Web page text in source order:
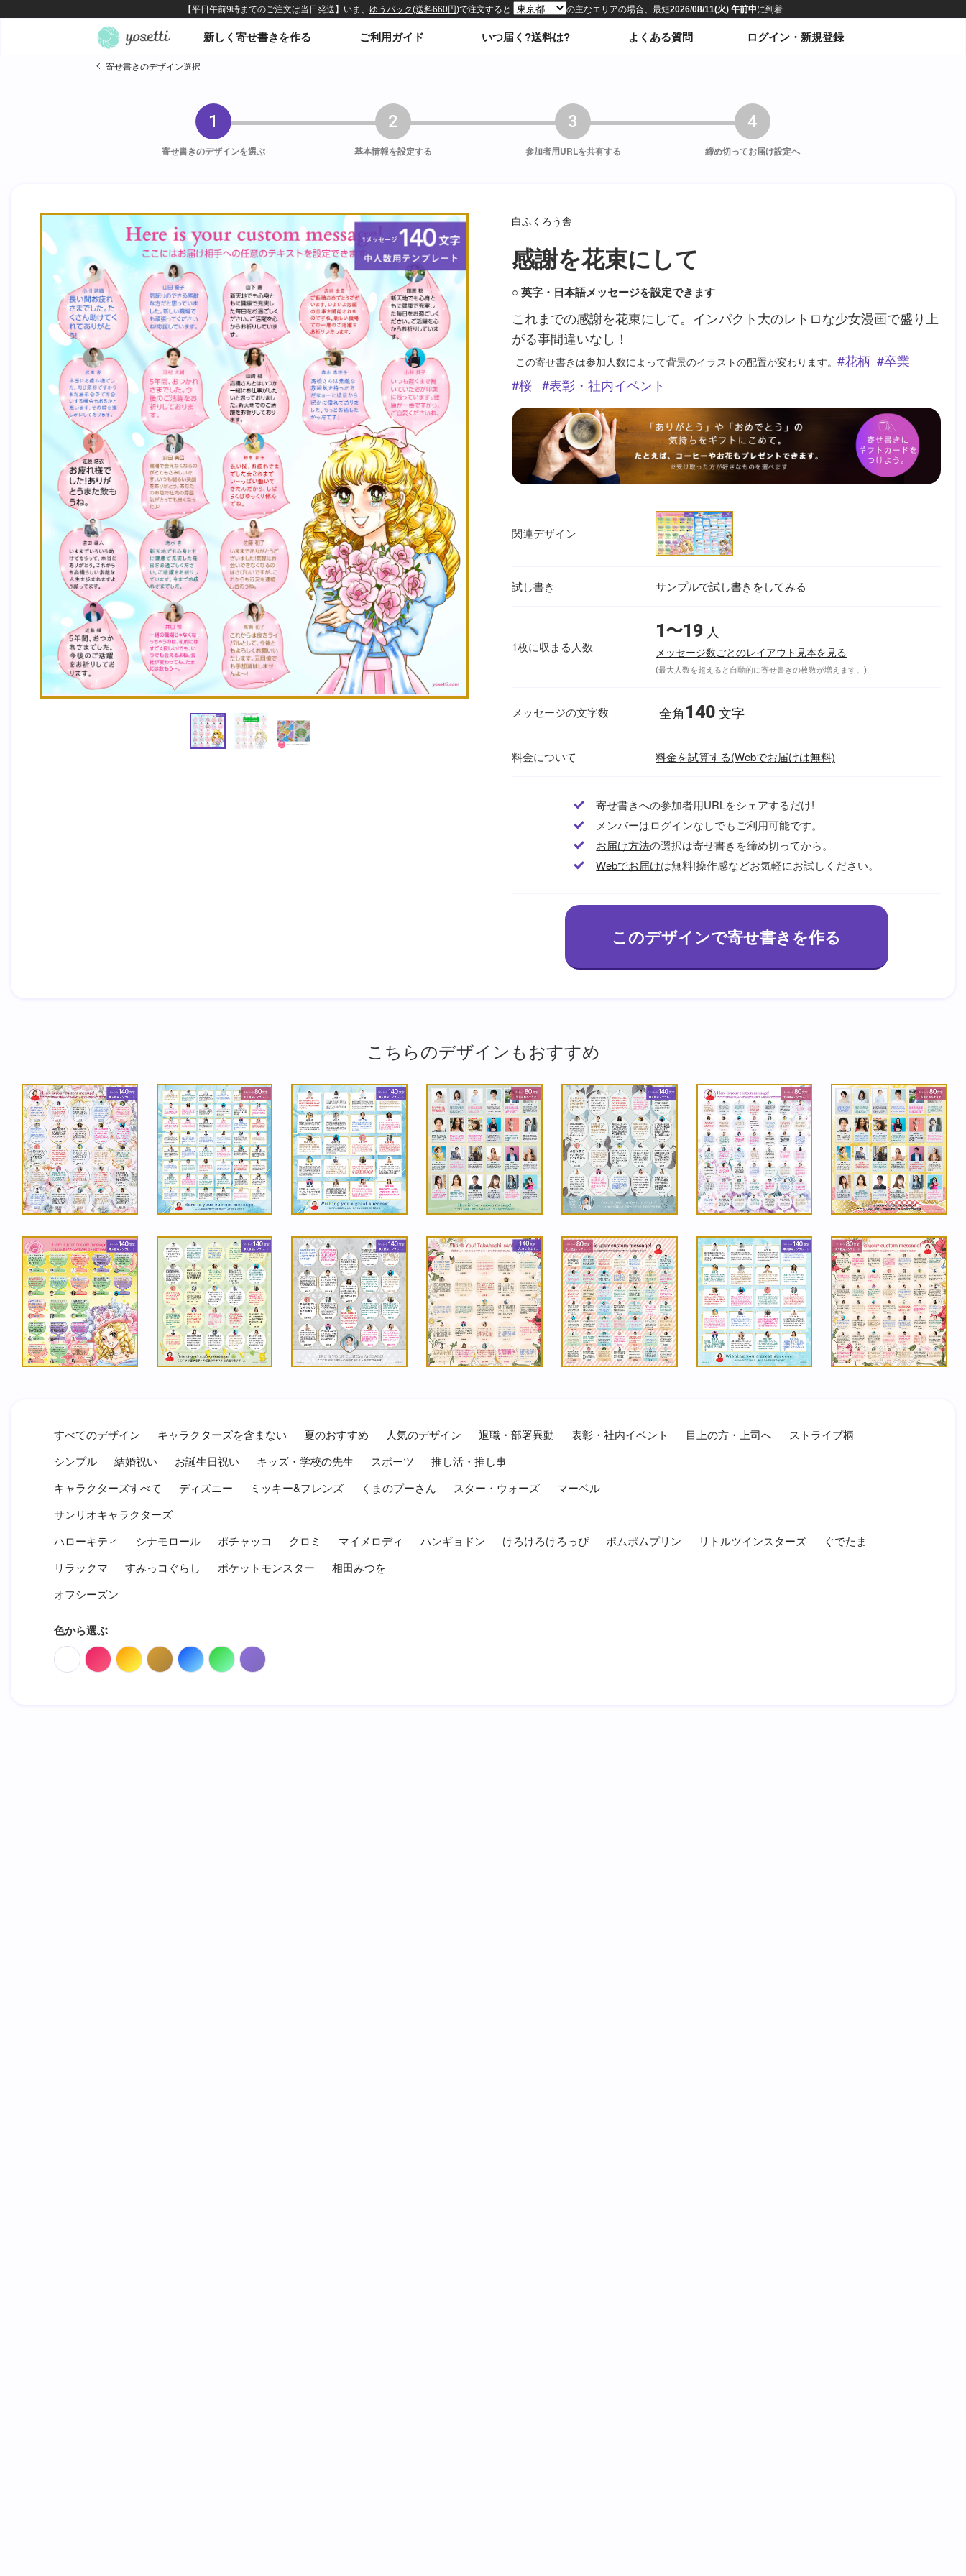
新しく寄せ書きを作る ご利用ガイド いつ届く?送料は? よくある質問 ログイン・新規登録
寄せ書きのデザイン選択
1
寄せ書きのデザインを選ぶ
2
基本情報を設定する
3
参加者用URLを共有する
4
締め切ってお届け設定へ
白ふくろう舎
感謝を花束にして
○ 英字・日本語メッセージを設定できます
これまでの感謝を花束にして。インパクト大のレトロな少女漫画で盛り上
がる事間違いなし！
この寄せ書きは参加人数によって背景のイラストの配置が変わります。 花柄
卒業
桜
表彰・社内イベント
関連デザイン
試し書き サンプルで試し書きをしてみる
1枚に収まる人数
1〜19 人
メッセージ数ごとのレイアウト見本を見る
(最大人数を超えると自動的に寄せ書きの枚数が増えます。)
メッセージの文字数 全角 140 文字
料金について 料金を試算する(Webでお届けは無料)
寄せ書きへの参加者用URLをシェアするだけ!
メンバーはログインなしでもご利用可能です。
お届け方法の選択は寄せ書きを締め切ってから。
Webでお届けは無料!操作感などお気軽にお試しください。
こちらのデザインもおすすめ
すべてのデザイン キャラクターズを含まない 夏のおすすめ 人気のデザイン 退職・部署異動 表彰・社内イベント 目上の方・上司へ
ストライプ柄
シンプル
結婚祝い お誕生日祝い キッズ・学校の先生 スポーツ
推し活・推し事
キャラクターズすべて
ディズニー ミッキー&フレンズ くまのプーさん スター・ウォーズ
マーベル
サンリオキャラクターズ
ハローキティ
シナモロール ポチャッコ クロミ マイメロディ ハンギョドン けろけろけろっぴ ポムポムプリン リトルツインスターズ
ぐでたま
リラックマ
すみっコぐらし ポケットモンスター
相田みつを
オフシーズン
色から選ぶ